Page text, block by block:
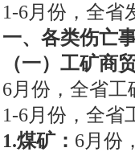
1-6月份，全省
一、各类伤亡
（一）工矿商
6月份，全省工
1-6月份，全省
1.煤矿： 6月份